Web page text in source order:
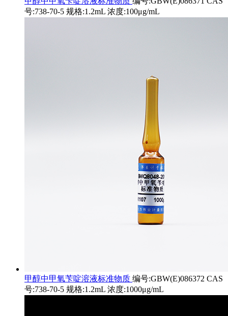
号:738-70-5 规格:1.2mL 浓度:100μg/mL
甲醇中甲氧苄啶溶液标准物质 编号:GBW(E)086372 CAS
号:738-70-5 规格:1.2mL 浓度:1000μg/mL